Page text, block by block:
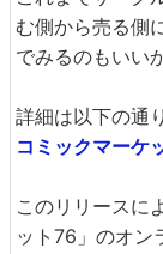
む側から売る側
でみるのもいい
詳細は以下の通り
コミックマーケ
このリリースに
ット76」のオン